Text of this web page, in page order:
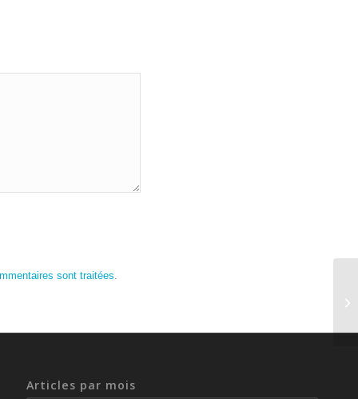
sont traitées.
Articles par mois